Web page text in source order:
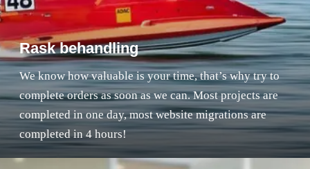
Rask behandling
We know how valuable is your time, that’s why try to
complete orders as soon as we can. Most projects are
completed in one day, most website migrations are
completed in 4 hours!